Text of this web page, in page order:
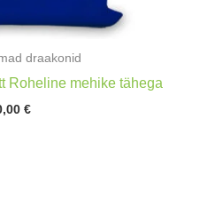
draakonid
Roheline mehike tähega
€